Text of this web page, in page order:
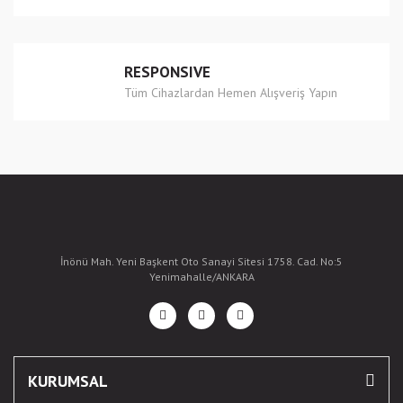
RESPONSIVE
Tüm Cihazlardan Hemen Alışveriş Yapın
İnönü Mah. Yeni Başkent Oto Sanayi Sitesi 1758. Cad. No:5
Yenimahalle/ANKARA
KURUMSAL